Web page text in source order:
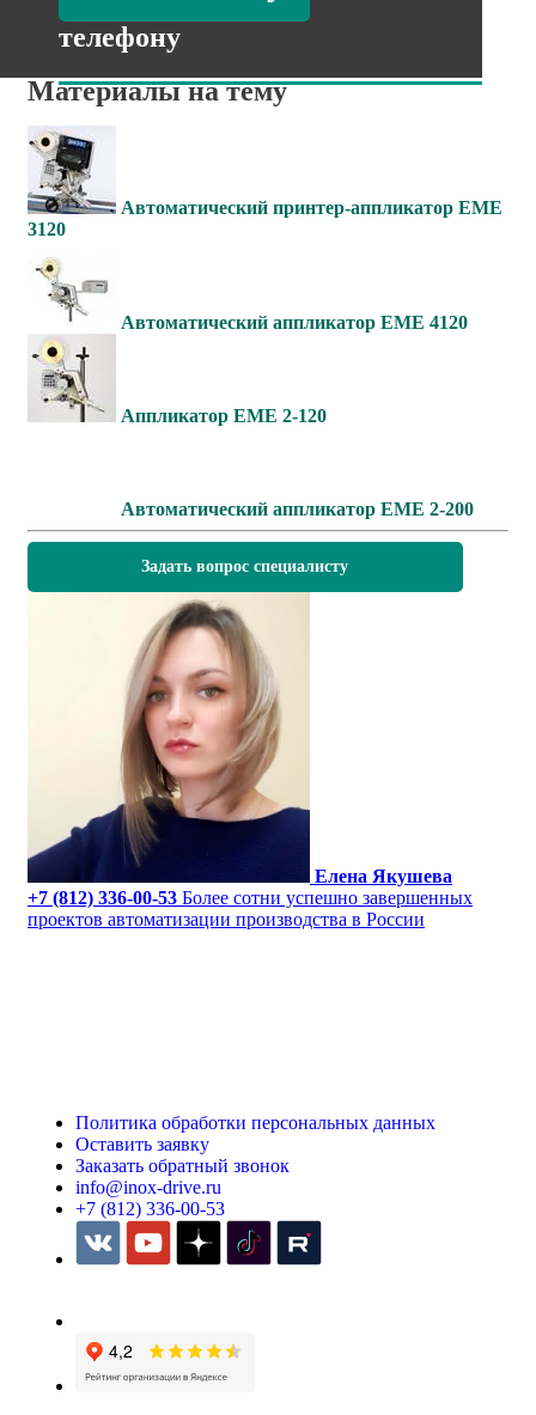
телефону
Материалы на тему
Автоматический принтер-аппликатор EME
3120
Автоматический аппликатор EME 4120
Аппликатор EME 2-120
Автоматический аппликатор EME 2-200
Задать вопрос специалисту
Елена Якушева
+7 (812) 336-00-53 Более сотни успешно завершенных
проектов автоматизации производства в России
Политика обработки персональных данных
Оставить заявку
Заказать обратный звонок
info@inox-drive.ru
+7 (812) 336-00-53